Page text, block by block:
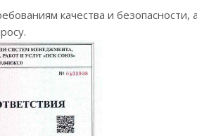
качества и безопасности,